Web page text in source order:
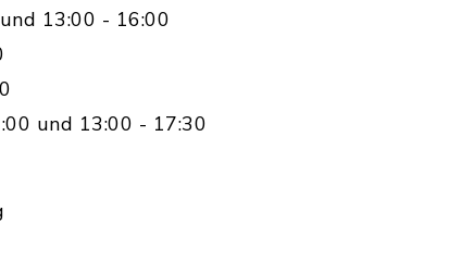
13:00 - 16:00
und 13:00 - 17:30